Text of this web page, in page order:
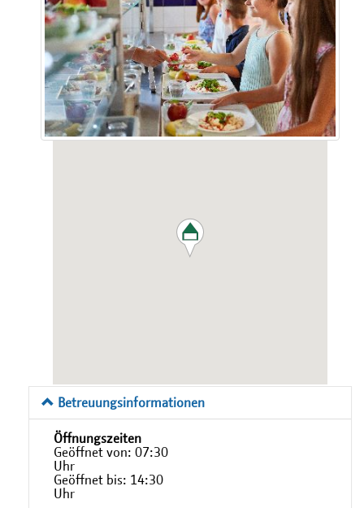
Betreuungsinformationen
Öffnungszeiten
Geöffnet von: 07:30
Uhr
Geöffnet bis: 14:30
Uhr